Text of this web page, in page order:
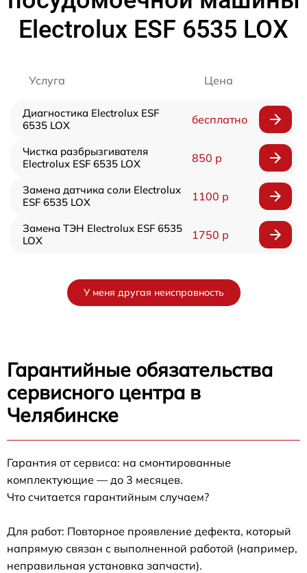
Electrolux ESF 6535 LOX
Услуга Цена
Диагностика Electrolux ESF
6535 LOX
бесплатно
Чистка разбрызгивателя
Electrolux ESF 6535 LOX
850 р
Замена датчика соли Electrolux
ESF 6535 LOX
1100 р
Замена ТЭН Electrolux ESF 6535
LOX
1750 р
У меня другая неисправность
Гарантийные обязательства
сервисного центра в
Челябинске
Гарантия от сервиса: на смонтированные
комплектующие — до 3 месяцев.
Что считается гарантийным случаем?
Для работ: Повторное проявление дефекта, который
напрямую связан с выполненной работой (например,
неправильная установка запчасти).